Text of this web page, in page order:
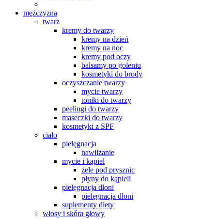
mężczyzna
twarz
kremy do twarzy
kremy na dzień
kremy na noc
kremy pod oczy
balsamy po goleniu
kosmetyki do brody
oczyszczanie twarzy
mycie twarzy
toniki do twarzy
peelingi do twarzy
maseczki do twarzy
kosmetyki z SPF
ciało
pielęgnacja
nawilżanie
mycie i kąpiel
żele pod prysznic
płyny do kąpieli
pielęgnacja dłoni
pielęgnacja dłoni
suplementy diety
włosy i skóra głowy